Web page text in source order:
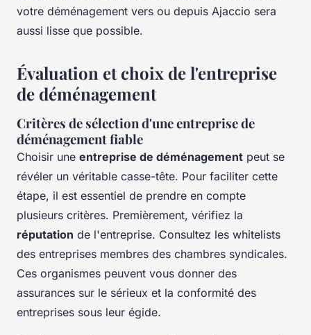
votre déménagement vers ou depuis Ajaccio sera
aussi lisse que possible.
Évaluation et choix de l'entreprise
de déménagement
Critères de sélection d'une entreprise de
déménagement fiable
Choisir une entreprise de déménagement peut se
révéler un véritable casse-tête. Pour faciliter cette
étape, il est essentiel de prendre en compte
plusieurs critères. Premièrement, vérifiez la
réputation de l'entreprise. Consultez les whitelists
des entreprises membres des chambres syndicales.
Ces organismes peuvent vous donner des
assurances sur le sérieux et la conformité des
entreprises sous leur égide.